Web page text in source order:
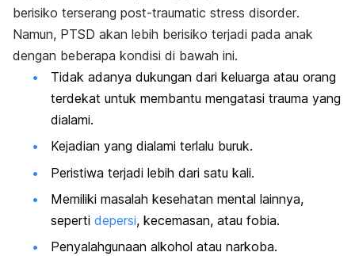
berisiko terserang post-traumatic stress disorder.
Namun, PTSD akan lebih berisiko terjadi pada anak
dengan beberapa kondisi di bawah ini.
Tidak adanya dukungan dari keluarga atau orang
terdekat untuk membantu mengatasi trauma yang
dialami.
Kejadian yang dialami terlalu buruk.
Peristiwa terjadi lebih dari satu kali.
Memiliki masalah kesehatan mental lainnya,
seperti depersi, kecemasan, atau fobia.
Penyalahgunaan alkohol atau narkoba.